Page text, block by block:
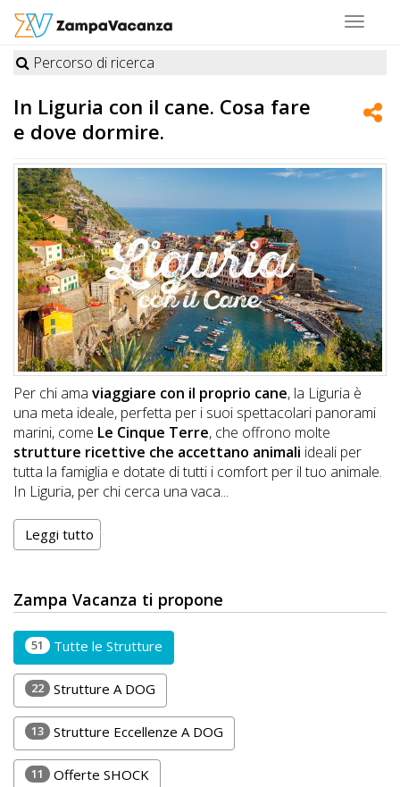
Toggle
STRUTTURE
A
LUOGHI
A
DOG
OFFERTE
A
DOG
INFO
A
DOG
CHIEDI
CODICE
SCONTO
Video
Tutorial
Percorso di ricerca
In Liguria con il cane. Cosa fare
e dove dormire.
Per chi ama viaggiare con il proprio cane, la Liguria è
una meta ideale, perfetta per i suoi spettacolari panorami
marini, come Le Cinque Terre, che offrono molte
strutture ricettive che accettano animali ideali per
tutta la famiglia e dotate di tutti i comfort per il tuo animale.
In Liguria, per chi cerca una vaca...
Leggi tutto
Zampa Vacanza ti propone
51 Tutte le Strutture
22 Strutture A DOG
13 Strutture Eccellenze A DOG
11 Offerte SHOCK